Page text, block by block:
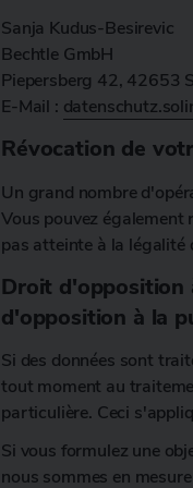
Sanja Kudus-Besirevic
Bechtle GmbH
Piepersberg 42, 42653
E-Mail :
Révocation de
Un grand nombre
Vous pouvez également
pas atteinte à la légalité
Droit d'opposition
d'opposition à la
Si des données sont
tout moment au
particulière. Ceci
Si vous formulez une
nous sommes en